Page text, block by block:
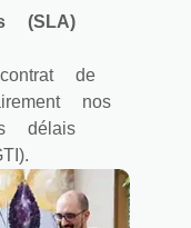
(SLA)
de
nos
délais